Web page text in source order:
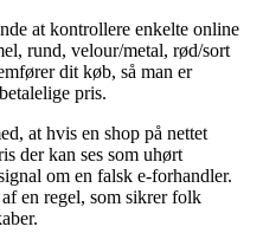
at kontrollere enkelte online
rund, velour/metal, rød/sort
dit køb, så man er
pris.
at hvis en shop på nettet
der kan ses som uhørt
om en falsk e-forhandler.
en regel, som sikrer folk